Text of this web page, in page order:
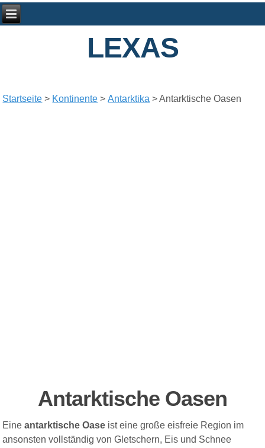
LEXAS
Startseite > Kontinente >Antarktika > Antarktische Oasen
Antarktische Oasen
Eineantarktische Oase ist eine große eisfreie Region im
ansonsten vollständig von Gletschern, Eis und Schnee